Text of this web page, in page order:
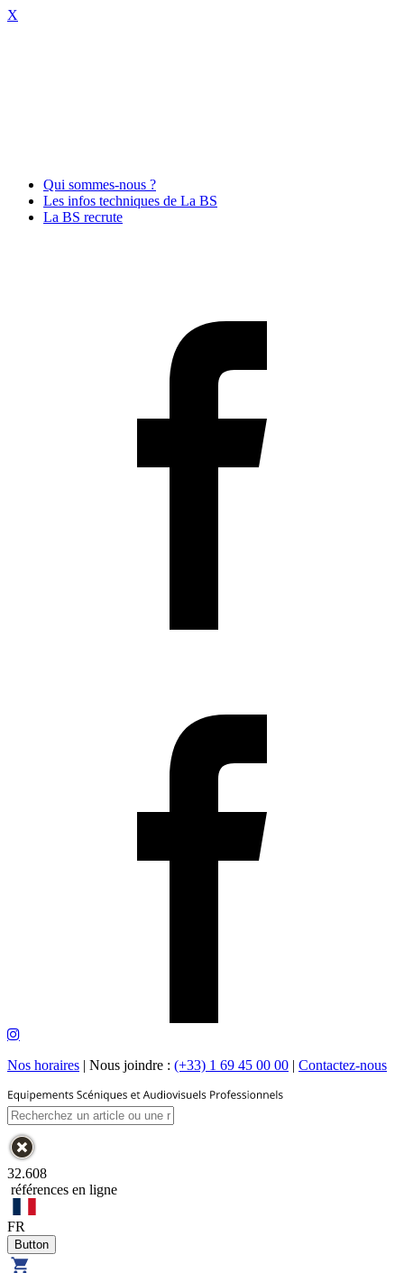
X
Qui sommes-nous ?
Les infos techniques de La BS
La BS recrute
Nos horaires | Nous joindre : (+33) 1 69 45 00 00 | Contactez-nous
32.608
références en ligne
FR